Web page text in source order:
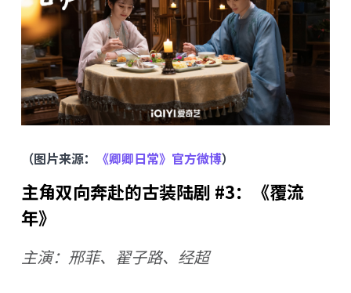
（图片来源： 《卿卿日常》官方微博）
主角双向奔赴的古装陆剧 #3：《覆流
年》
主演：邢菲、翟子路、经超